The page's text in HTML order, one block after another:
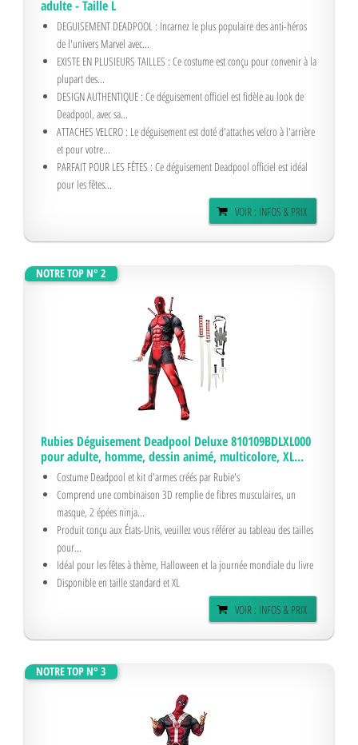
adulte - Taille L
DEGUISEMENT DEADPOOL : Incarnez le plus populaire des anti-héros
de l'univers Marvel avec...
EXISTE EN PLUSIEURS TAILLES : Ce costume est conçu pour convenir à la
plupart des...
DESIGN AUTHENTIQUE : Ce déguisement officiel est fidèle au look de
Deadpool, avec sa...
ATTACHES VELCRO : Le déguisement est doté d'attaches velcro à l'arrière
et pour votre...
PARFAIT POUR LES FÊTES : Ce déguisement Deadpool officiel est idéal
pour les fêtes...
VOIR : INFOS & PRIX
NOTRE TOP N° 2
Rubies Déguisement Deadpool Deluxe 810109BDLXL000
pour adulte, homme, dessin animé, multicolore, XL...
Costume Deadpool et kit d'armes créés par Rubie's
Comprend une combinaison 3D remplie de fibres musculaires, un
masque, 2 épées ninja...
Produit conçu aux États-Unis, veuillez vous référer au tableau des tailles
pour...
Idéal pour les fêtes à thème, Halloween et la journée mondiale du livre
Disponible en taille standard et XL
VOIR : INFOS & PRIX
NOTRE TOP N° 3